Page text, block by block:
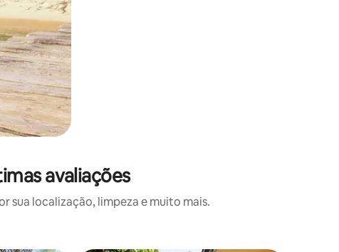
avaliações
sua localização, limpeza e muito mais.